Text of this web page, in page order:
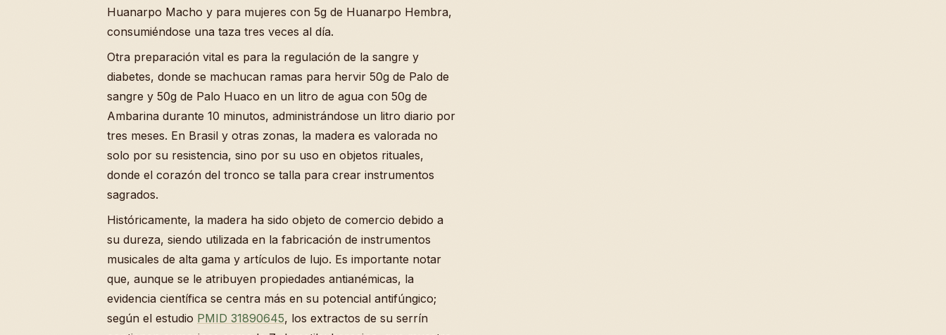
Huanarpo Macho y para mujeres con 5g de Huanarpo Hembra,
consumiéndose una taza tres veces al día.
Otra preparación vital es para la regulación de la sangre y
diabetes, donde se machucan ramas para hervir 50g de Palo de
sangre y 50g de Palo Huaco en un litro de agua con 50g de
Ambarina durante 10 minutos, administrándose un litro diario por
tres meses. En Brasil y otras zonas, la madera es valorada no
solo por su resistencia, sino por su uso en objetos rituales,
donde el corazón del tronco se talla para crear instrumentos
sagrados.
Históricamente, la madera ha sido objeto de comercio debido a
su dureza, siendo utilizada en la fabricación de instrumentos
musicales de alta gama y artículos de lujo. Es importante notar
que, aunque se le atribuyen propiedades antianémicas, la
evidencia científica se centra más en su potencial antifúngico;
según el estudio PMID 31890645, los extractos de su serrín